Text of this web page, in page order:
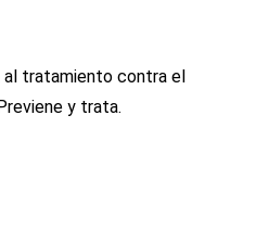
tratamiento contra el
y trata.